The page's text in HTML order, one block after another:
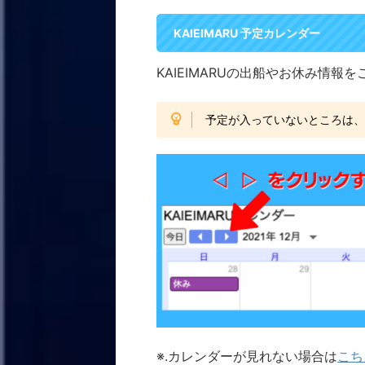
KAIEIMARU 予定カレンダー
KAIEIMARUの出船やお休み情報を
予定が入っていないところは
※.カレンダーが見れない場合はこ